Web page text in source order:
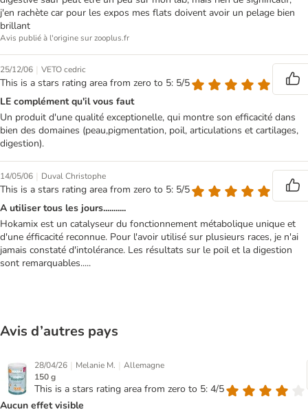
j'en rachète car pour les expos mes flats doivent avoir un pelage bien
brillant
Avis publié à l'origine sur zooplus.fr
25/12/06 | VETO cedric
This is a stars rating area from zero to 5: 5/5
LE complément qu'il vous faut
Un produit d'une qualité exceptionelle, qui montre son efficacité dans
bien des domaines (peau,pigmentation, poil, articulations et cartilages,
digestion).
14/05/06 | Duval Christophe
This is a stars rating area from zero to 5: 5/5
A utiliser tous les jours...........
Hokamix est un catalyseur du fonctionnement métabolique unique et
d'une éfficacité reconnue. Pour l'avoir utilisé sur plusieurs races, je n'ai
jamais constaté d'intolérance. Les résultats sur le poil et la digestion
sont remarquables.....
Avis d’autres pays
28/04/26 | Melanie M. | Allemagne
150 g
This is a stars rating area from zero to 5: 4/5
Aucun effet visible